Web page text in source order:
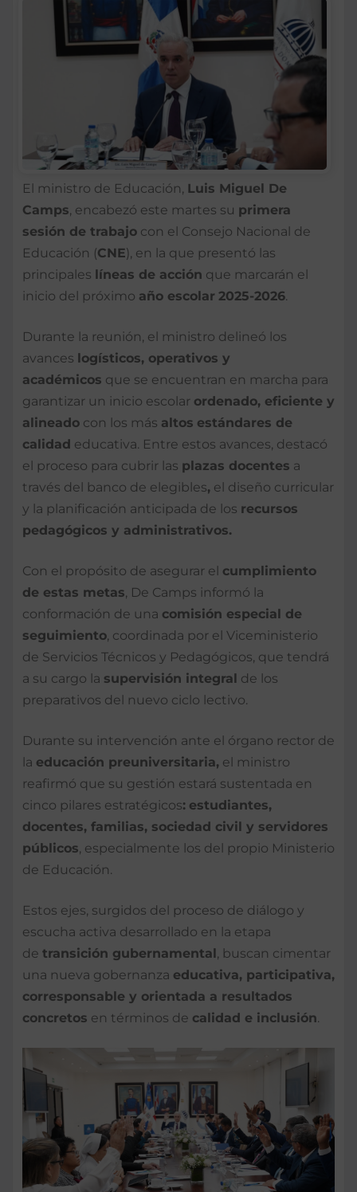
El ministro de Educación, Luis Miguel De
Camps , encabezó este martes su primera
sesión de trabajo con el Consejo Nacional de
Educación (CNE), en la que presentó las
principales líneas de acción que marcarán el
inicio del próximo año escolar 2025-2026
Durante la reunión, el ministro delineó los
avances logísticos, operativos y
académicos que se encuentran en marcha para
garantizar un inicio escolar ordenado, eficiente y
alineado con los más altos estándares de
calidad educativa. Entre estos avances, destacó
el proceso para cubrir las plazas docentes a
través del banco de elegibles, el diseño curricular
y la planificación anticipada de los recursos
pedagógicos y administrativos.
Con el propósito de asegurar el cumplimiento
de estas metas , De Camps informó la
conformación de una comisión especial de
seguimiento , coordinada por el Viceministerio
de Servicios Técnicos y Pedagógicos, que tendrá
a su cargo la supervisión integral de los
preparativos del nuevo ciclo lectivo.
Durante su intervención ante el órgano rector de
la educación preuniversitaria, el ministro
reafirmó que su gestión estará sustentada en
cinco pilares estratégicos: estudiantes,
docentes, familias, sociedad civil y servidores
públicos , especialmente los del propio Ministerio
de Educación.
Estos ejes, surgidos del proceso de diálogo y
escucha activa desarrollado en la etapa
de transición gubernamental , buscan cimentar
una nueva gobernanza educativa, participativa,
corresponsable y orientada a resultados
concretos en términos de calidad e inclusión